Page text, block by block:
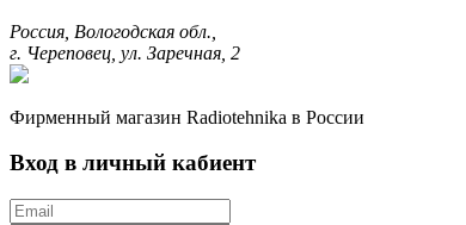
Россия, Вологодская обл.,
г. Череповец, ул. Заречная, 2
Фирменный магазин Radiotehnika в России
Вход в личный кабиент